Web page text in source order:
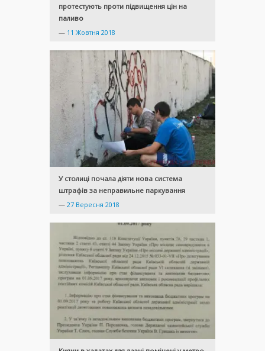
протестують проти підвищення цін на
паливо
— 11 Жовтня 2018
У столиці почала діяти нова система
штрафів за неправильне паркування
— 27 Вересня 2018